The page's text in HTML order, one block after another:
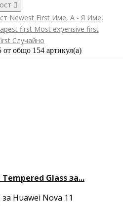

Newest First Име, А - Я Име,
first Most expensive first
Случайно
от общо 154 артикул(а)
Glass за...
Huawei Nova 11